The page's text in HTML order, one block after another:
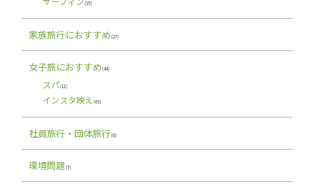
(15)
家族旅行におすすめ (27)
女子旅におすすめ (44)
スパ(11)
インスタ映え (63)
社員旅行・団体旅行(6)
環境問題 (7)